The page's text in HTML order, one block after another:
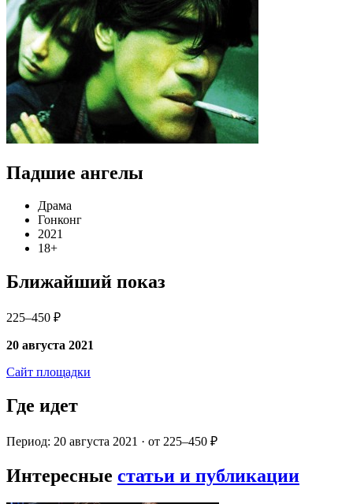
Падшие ангелы
Драма
Гонконг
2021
18+
Ближайший показ
225–450 ₽
20 августа 2021
Сайт площадки
Где идет
Период: 20 августа 2021 · от 225–450 ₽
Интересные статьи и публикации